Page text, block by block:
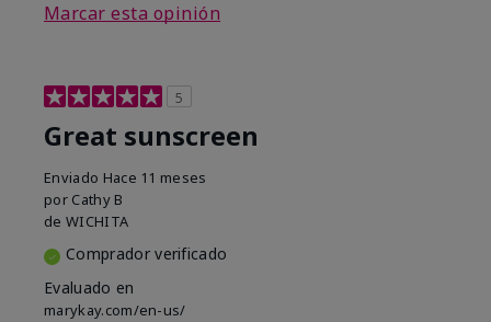
Marcar esta opinión
5
Great sunscreen
Enviado Hace 11 meses
por Cathy B
de WICHITA
Comprador verificado
Evaluado en
marykay.com/en-us/